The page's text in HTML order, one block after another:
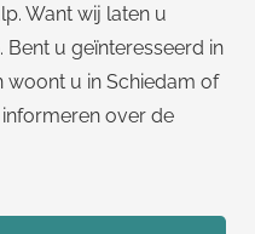
Want wij laten u
Bent u geïnteresseerd in
woont u in Schiedam of
over de